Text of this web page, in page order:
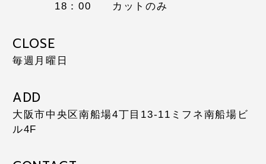
18：00
カットのみ
CLOSE
毎週月曜日
ADD
大阪市中央区南船場4丁目13-11 ミフネ南船場ビ
ル4F